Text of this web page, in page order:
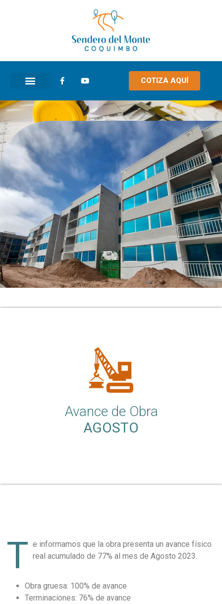
COTIZA AQUÍ
Avance de Obra
AGOSTO
T e informamos que la obra presenta un avance físico
real acumulado de 77% al mes de Agosto 2023.
Obra gruesa: 100% de avance
Terminaciones: 76% de avance